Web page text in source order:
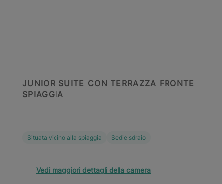
JUNIOR SUITE CON TERRAZZA FRONTE
SPIAGGIA
Situata vicino alla spiaggia Sedie sdraio
Vedi maggiori dettagli della camera